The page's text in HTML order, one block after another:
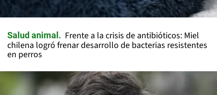
Salud animal
Frente a la crisis de antibióticos: Miel
chilena logró frenar desarrollo de bacterias resistentes
en perros